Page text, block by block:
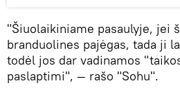
"Šiuolaikiniame pasaulyje, jei
branduolines pajėgas, tada ji
todėl jos dar vadinamos
paslaptimi", — rašo "Sohu".